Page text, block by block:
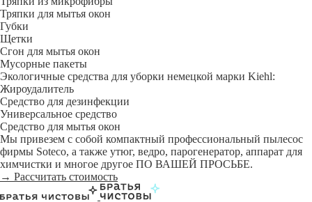
Тряпки для мытья окон
Губки
Щетки
Сгон для мытья окон
Мусорные пакеты
Экологичные средства для уборки немецкой марки Kiehl:
Жироудалитель
Средство для дезинфекции
Универсальное средство
Средство для мытья окон
Мы привезем с собой компактный профессиональный пылесос
фирмы Soteco, а также утюг, ведро, парогенератор, аппарат для
химчистки и многое другое ПО ВАШЕЙ ПРОСЬБЕ.
→ Рассчитать стоимость